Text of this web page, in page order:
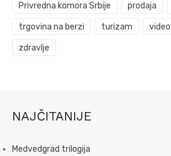
Privredna komora Srbije prodaja
trgovina na berzi turizam video
zdravlje
NAJČITANIJE
Medvedgrad trilogija